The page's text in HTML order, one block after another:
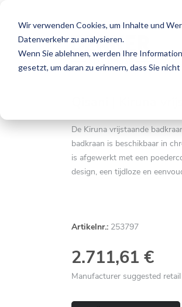
Wir verwenden Cookies, um Inhalte und
Datenverkehr zu analysieren.
Wenn Sie ablehnen, werden Ihre
gesetzt, um daran zu erinnern, dass Sie
De Kiruna vrijstaande
badkraan is beschikbaar in
is afgewerkt met een
design, een tijdloze en
Artikelnr.: 253797
2.711,61 €
Manufacturer suggested